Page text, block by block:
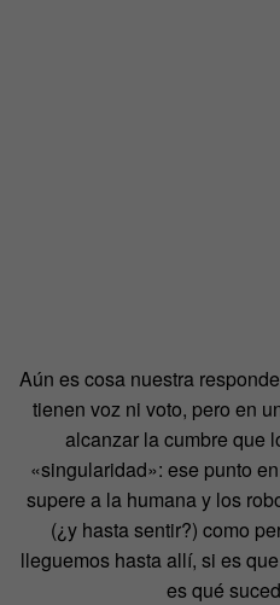
Aún es cosa nuestra
tienen voz ni voto, pero en
alcanzar la cumbre que
«singularidad»: ese punto
supere a la humana y los
(¿y hasta sentir?) como
lleguemos hasta allí, si es
es qué